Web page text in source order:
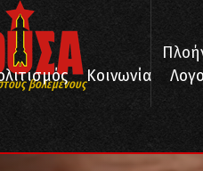
βολεμένους Κοινωνία
χρώμα εφοπλιστικό – “Οι